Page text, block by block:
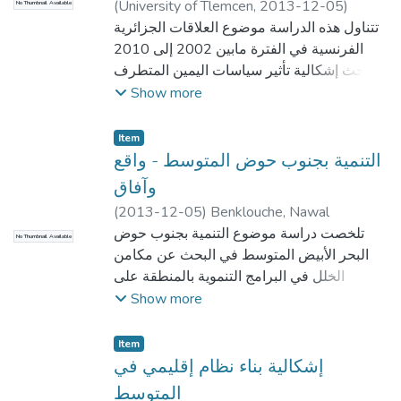
No Thumbnail Available (University of Tlemcen, 2013-12-05)
Djilali, Bechlaghem
تتناول هذه الدراسة موضوع العلاقات الجزائرية
الفرنسية في الفترة مابين 2002 إلى 2010
وتبحث إشكالية تأثير سياسات اليمين المتطرف
في هذه العلاقات وقد توصل البحث إلى أن
بسياسات وتجوهات اليمين المتطرف سواء
كانت هذه السياسات حزبية متعلقة بأحزاب
سياسية أو بمطالب تنظيمات مصلحية مرتبطة
بجمعيات الأقدام السوداء وبقدماء المحاربين في
الجيش الفرنسي أين تعرضت ملفات الذاكرة
التارخية وقضايا الهجرة ، الأمن والهوية بدرجة
كبيرة لهذا التأثير في حين يبقى هذا التأثير
محدودا ونسبيا في العلاقات الإقتصادية والتجارية
. أما فيما يخص البعد الثقافي والحضاري لهذه
اللغة الفرنسية والنوذج الثقافي الفرانكفوني .
بينما تتعرض اللغة العربية والدين الإسلامي في
فرنسا إلى التهميش والإقصاء والعنصرية
Show more
No Thumbnail Available
Item
التنمية بجنوب حوض المتوسط - واقع
وآفاق
(2013-12-05) Benklouche, Nawal
تلخصت دراسة موضوع التنمية بجنوب حوض
البحر الأبيض المتوسط في البحث عن مكامن
الخلل في البرامج التنموية بالمنطقة على
مختلف المستويات وذلك عن طريق تحليل
الأنسب والكفبل بإعطاء دفع لعجلة التنمية بهذه
البلدان
Show more
Item
إشكالية بناء نظام إقليمي في
المتوسط